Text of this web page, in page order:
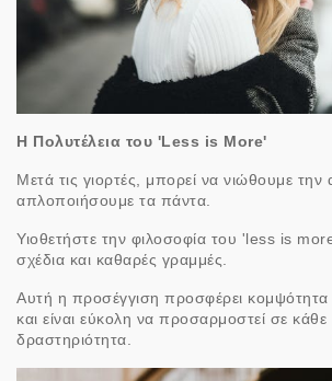
Η Πολυτέλεια του 'Less is More'
Μετά τις γιορτές, μπορεί να νιώθουμε την
απλοποιήσουμε τα πάντα.
Υιοθετήστε την φιλοσοφία του 'less is
σχέδια και καθαρές γραμμές.
Αυτή η προσέγγιση προσφέρει κομψότητα
και είναι εύκολη να προσαρμοστεί σε κάθε
δραστηριότητα.